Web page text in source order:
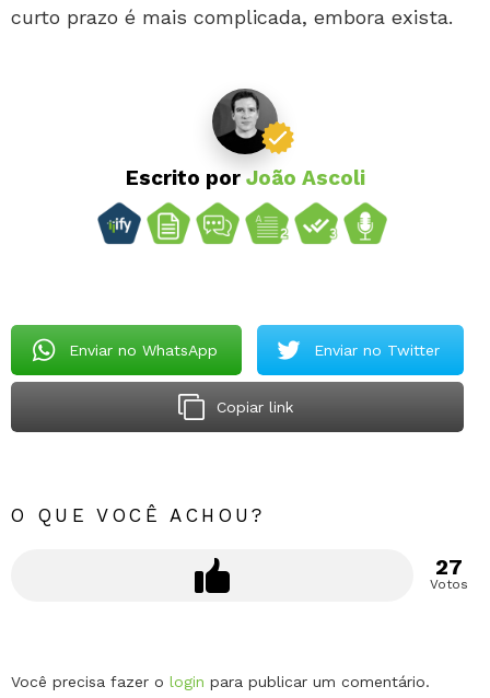
curto prazo é mais complicada, embora exista.
Escrito por João Ascoli
Enviar no WhatsApp Enviar no Twitter
Copiar link
O QUE VOCÊ ACHOU?
27
Votos
Deixe
Você precisa fazer o login para publicar um comentário.